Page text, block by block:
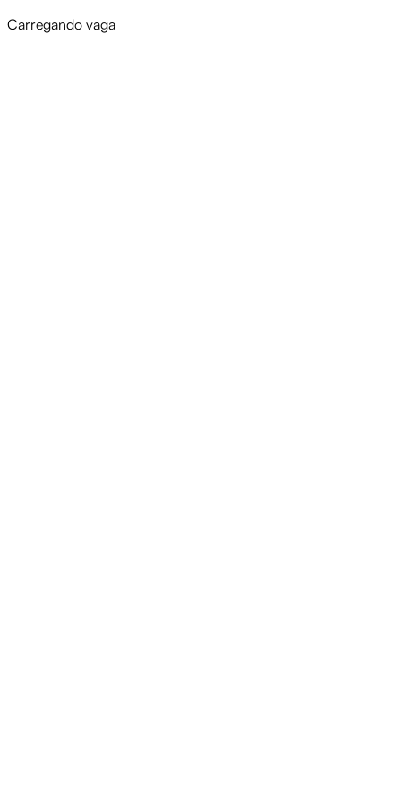
Carregando vaga